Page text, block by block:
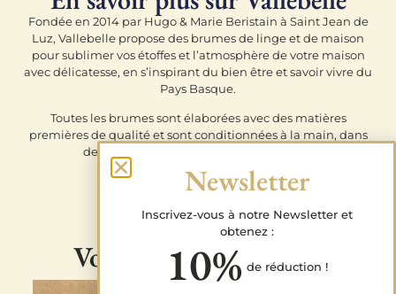
Fondée en 2014 par Hugo & Marie Beristain à Saint Jean de
Luz, Vallebelle propose des brumes de linge et de maison
pour sublimer vos étoffes et l’atmosphère de votre maison
avec délicatesse, en s’inspirant du bien être et savoir vivre du
Pays Basque.
Toutes les brumes sont élaborées avec des matières
premières de qualité et sont conditionnées à la main, dans
des emballages hautement recyclables.
Vous pourriez aimer...
Newsletter
Inscrivez-vous à notre Newsletter et
obtenez :
10% de réduction !